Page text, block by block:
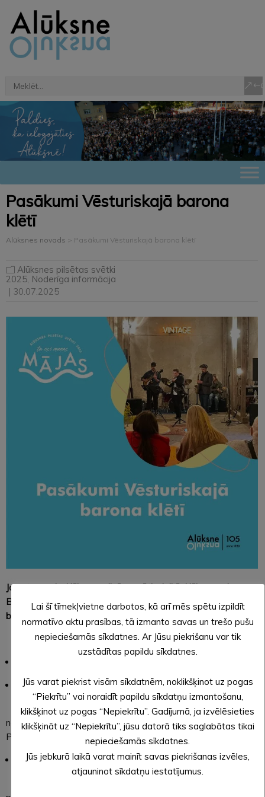
Pasākumi Vēsturiskajā barona
klētī
Alūksnes novads > Pasākumi Vēsturiskajā barona klētī
Alūksnes pilsētas svētki
2025 Noderīga informācija
| 30.07.2025
Jau otro gadu Alūksnes pilsētu svētku laikā Alūksnes alus
Biznesa stacija organizē vairākus pasākumus Vēsturiskajā
barona klētī. Ieskaties, kādi pasākumi plānoti šogad.
Piektdien, 1. augustā, plkst. 21.00 KAPUSVĒTKU
ORĶESTRIS. Balle ar Alūksnes pūtējiem;
no plkst. 22.30 līdz 03.00 FUNK&POP nakts Barona klētī ar
Paulu Saiju.
Sestdien, 2. augustā, plkst. 20.00 Barona džeza vakars ar
Lai šī tīmekļvietne darbotos, kā arī mēs spētu izpildīt
normatīvo aktu prasības, tā izmanto savas un trešo pušu
nepieciešamās sīkdatnes. Ar Jūsu piekrišanu var tik
uzstādītas papildu sīkdatnes.
Jūs varat piekrist visām sīkdatnēm, noklikšķinot uz pogas
“Piekrītu” vai noraidīt papildu sīkdatņu izmantošanu,
klikšķinot uz pogas “Nepiekrītu”. Gadījumā, ja izvēlēsieties
klikšķināt uz “Nepiekrītu”, jūsu datorā tiks saglabātas tikai
nepieciešamās sīkdatnes.
Jūs jebkurā laikā varat mainīt savas piekrišanas izvēles,
atjauninot sīkdatņu iestatījumus.